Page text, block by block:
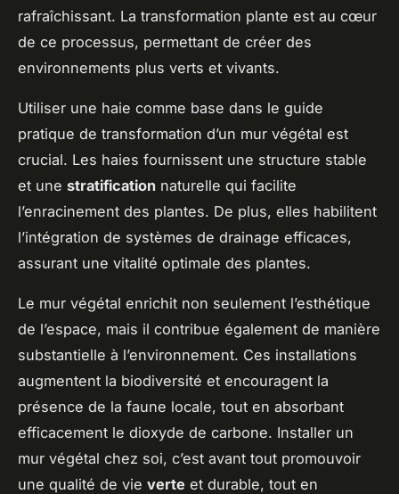
rafraîchissant. La transformation plante est au cœur
de ce processus, permettant de créer des
environnements plus verts et vivants.
Utiliser une haie comme base dans le guide
pratique de transformation d’un mur végétal est
crucial. Les haies fournissent une structure stable
et une stratification naturelle qui facilite
l’enracinement des plantes. De plus, elles habilitent
l’intégration de systèmes de drainage efficaces,
assurant une vitalité optimale des plantes.
Le mur végétal enrichit non seulement l’esthétique
de l’espace, mais il contribue également de manière
substantielle à l’environnement. Ces installations
augmentent la biodiversité et encouragent la
présence de la faune locale, tout en absorbant
efficacement le dioxyde de carbone. Installer un
mur végétal chez soi, c’est avant tout promouvoir
une qualité de vie verte et durable, tout en